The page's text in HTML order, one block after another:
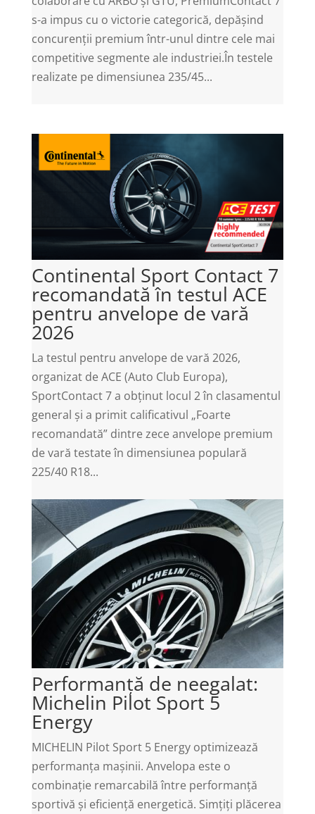
s-a impus cu o victorie categorică, depășind
concurenții premium într-unul dintre cele mai
competitive segmente ale industriei.În testele
realizate pe dimensiunea 235/45...
Continental Sport Contact 7
recomandată în testul ACE
pentru anvelope de vară
2026
La testul pentru anvelope de vară 2026,
organizat de ACE (Auto Club Europa),
SportContact 7 a obținut locul 2 în clasamentul
general și a primit calificativul „Foarte
recomandată” dintre zece anvelope premium
de vară testate în dimensiunea populară
225/40 R18...
Performanță de neegalat:
Michelin Pilot Sport 5
Energy
MICHELIN Pilot Sport 5 Energy optimizează
performanța mașinii. Anvelopa este o
combinație remarcabilă între performanță
sportivă și eficiență energetică. Simțiți plăcerea